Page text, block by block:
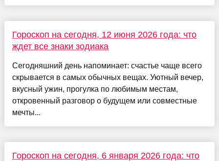
Гороскоп на сегодня, 12 июня 2026 года: что
ждет все знаки зодиака
Сегодняшний день напоминает: счастье чаще всего
скрывается в самых обычных вещах. Уютный вечер,
вкусный ужин, прогулка по любимым местам,
откровенный разговор о будущем или совместные
мечты...
Гороскоп на сегодня, 6 января 2026 года: что